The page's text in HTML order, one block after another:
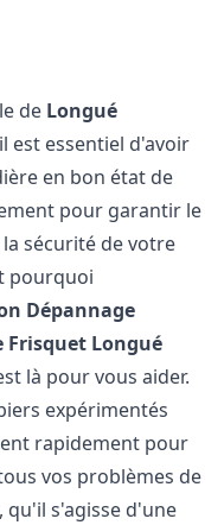
de Longué
est essentiel d'avoir
en bon état de
pour garantir le
sécurité de votre
pourquoi
Dépannage
Frisquet Longué
là pour vous aider.
expérimentés
rapidement pour
vos problèmes de
qu'il s'agisse d'une